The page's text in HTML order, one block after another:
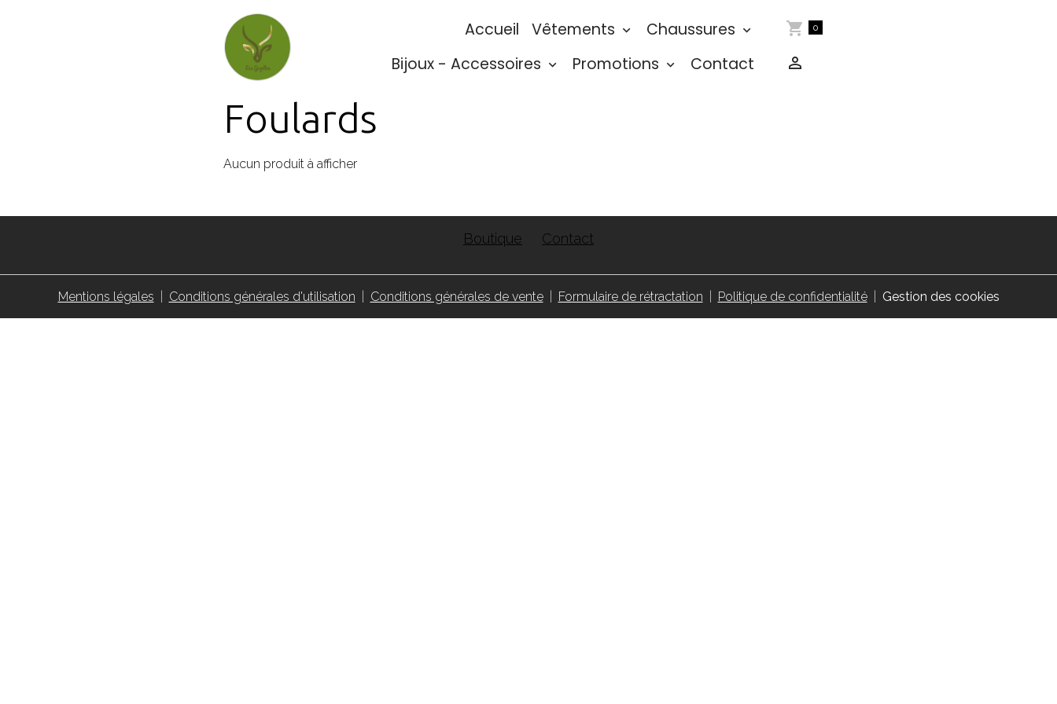
Accueil Vêtements
Chaussures
Bijoux - Accessoires
Promotions Contact
0
Foulards
Aucun produit à afficher
Boutique Contact
Mentions légales Conditions générales d'utilisation Conditions générales de vente Formulaire de rétractation Politique de confidentialité Gestion des cookies